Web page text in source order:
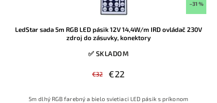
–31 %
LedStar sada 5m RGB LED pásik 12V 14,4W/m IRD ovládač 230V
zdroj do zásuvky, konektory
✅ SKLADOM
€32 €22
5m dlhý RGB farebný a bielo svietiaci LED pásik s príkonom